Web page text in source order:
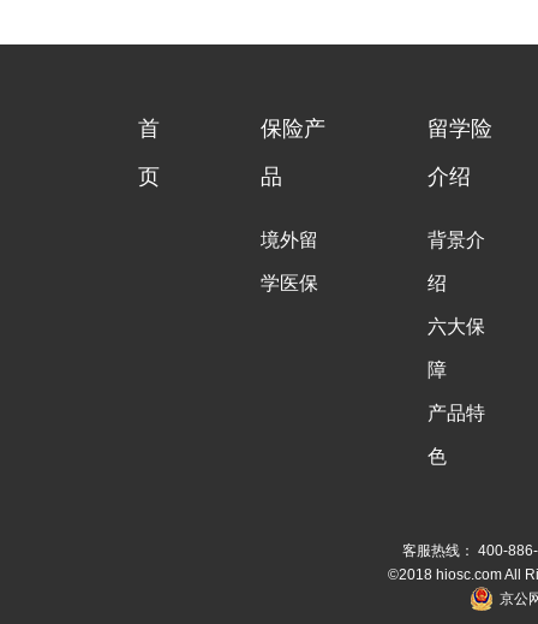
首
页
保险产
品
境外留
学医保
留学险
介绍
背景介
绍
六大保
障
产品特
色
客服热线： 400-
©2018 hiosc.com All
京公